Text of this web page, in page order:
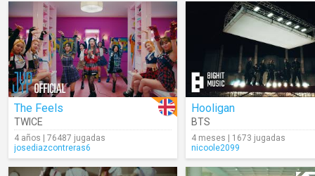
The Feels
TWICE
4 años | 76487 jugadas
josediazcontreras6
Hooligan
BTS
4 meses | 1673 jugadas
nicoole2099